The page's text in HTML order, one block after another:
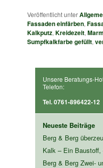
Veröffentlicht unter
Fassaden einfärben,
Kalkputz, Kreidezeit,
Sumpfkalkfarbe gefüllt,
Unsere Beratungs-
Telefon:
Tel. 0761-896422-12
Neueste Beiträge
Berg & Berg
Kalk – Ein Baustoff,
Berg & Berg Zwei-